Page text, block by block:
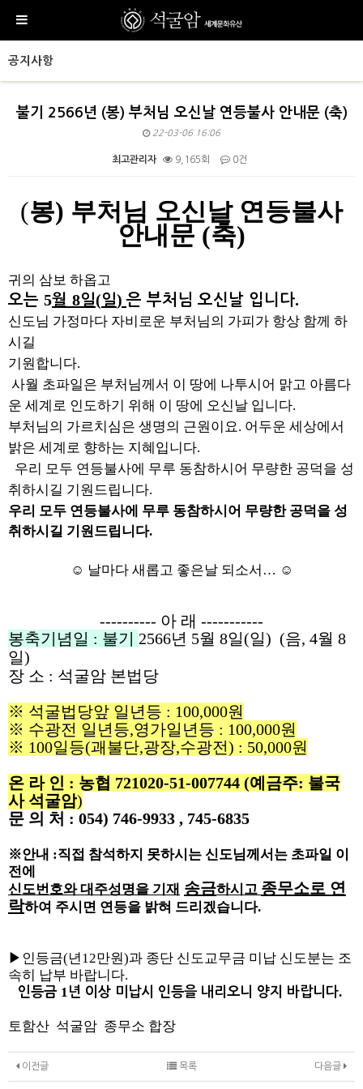
공지사항
불기 2566년 (봉) 부처님 오신날 연등불사 안내문 (축)
22-03-06 16:06
최고관리자 9,165회 0건
(봉) 부처님 오신날 연등불사
안내문 (축)
귀의 삼보 하옵고
오는 5월 8일(일) 은 부처님 오신날 입니다.
신도님 가정마다 자비로운 부처님의 가피가 항상 함께 하
시길
기원합니다.
사월 초파일은 부처님께서 이 땅에 나투시어 맑고 아름다
운 세계로 인도하기 위해 이 땅에 오신날 입니다.
부처님의 가르치심은 생명의 근원이요. 어두운 세상에서
밝은 세계로 향하는 지혜입니다.
우리 모두 연등불사에 무루 동참하시어 무량한 공덕을 성
취하시길 기원드립니다.
우리 모두 연등불사에 무루 동참하시어 무량한 공덕을 성
취하시길 기원드립니다.
☺ 날마다 새롭고 좋은날 되소서 … ☺
---------- 아 래 -----------
봉축기념일 : 불기 2566년 5월 8일(일) (음, 4월 8
일)
장 소 : 석굴암 본법당
※ 석굴법당앞 일년등 : 100,000원
※ 수광전 일년등,영가일년등 : 100,000원
※ 100일등(괘불단,광장,수광전) : 50,000원
온 라 인 : 농협 721020-51-007744 (예금주: 불국
사 석굴암)
문 의 처 : 054) 746-9933 , 745-6835
※안내 :직접 참석하지 못하시는 신도님께서는 초파일 이
전에
신도번호와 대주성명을 기재 송금하시고 종무소로 연
락하여 주시면 연등을 밝혀 드리겠습니다.
▶ 인등금(년12만원)과 종단 신도교무금 미납 신도분는 조
속히 납부 바랍니다.
인등금 1년 이상 미납시 인등을 내리오니 양지 바랍니다.
토함산 석굴암 종무소 합장
이전글 다음글
목록